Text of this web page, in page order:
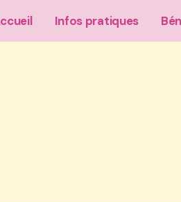
Infos pratiques